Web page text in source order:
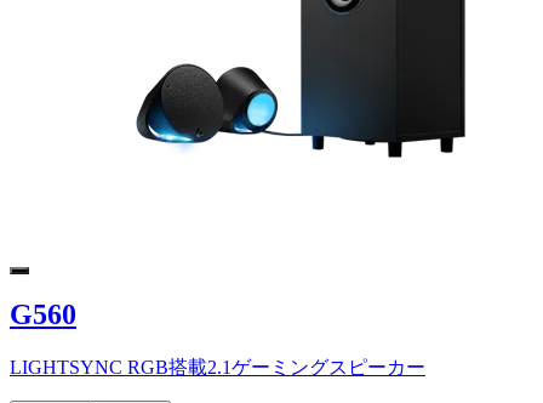
G560
LIGHTSYNC RGB搭載2.1ゲーミングスピーカー